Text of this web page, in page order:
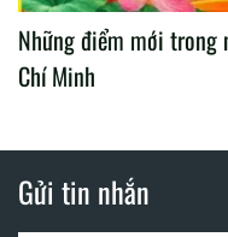
Những điểm mới trong
Chí Minh
Gửi tin nhắn